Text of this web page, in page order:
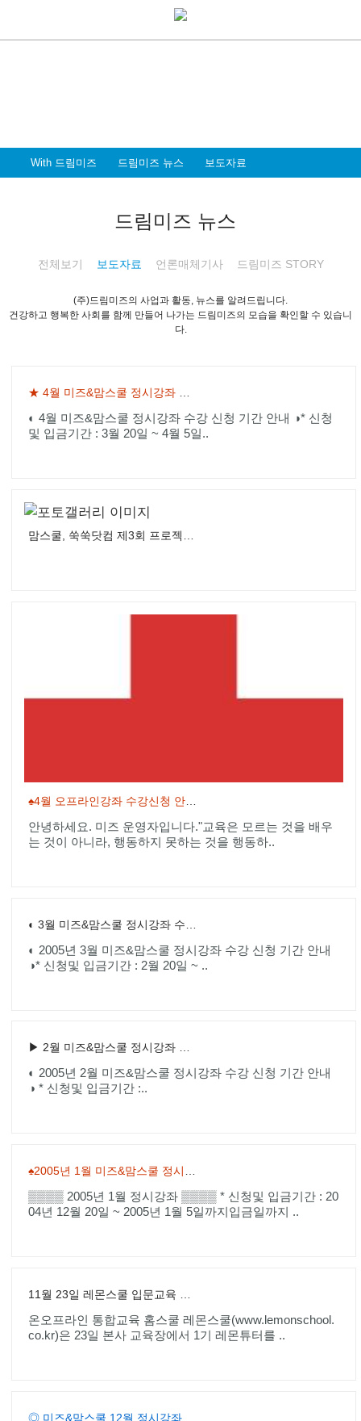
With 드림미즈 드림미즈 뉴스 보도자료
드림미즈 뉴스
전체보기 보도자료 언론매체기사 드림미즈 STORY
(주)드림미즈의 사업과 활동, 뉴스를 알려드립니다.
건강하고 행복한 사회를 함께 만들어 나가는 드림미즈의 모습을 확인할 수 있습니
다.
◐ 4월 미즈&맘스쿨 정시강좌 수강 신청 기간 안내 ◑* 신청
및 입금기간 : 3월 20일 ~ 4월 5일..
안녕하세요. 미즈 운영자입니다."교육은 모르는 것을 배우
는 것이 아니라, 행동하지 못하는 것을 행동하..
◐ 2005년 3월 미즈&맘스쿨 정시강좌 수강 신청 기간 안내
◑* 신청및 입금기간 : 2월 20일 ~ ..
▶ 2월 미즈&맘스쿨 정시강좌 수강신청 안내
◐ 2005년 2월 미즈&맘스쿨 정시강좌 수강 신청 기간 안내
◑ * 신청및 입금기간 :..
♠2005년 1월 미즈&맘스쿨 정시강좌 신청안내
▒▒▒▒ 2005년 1월 정시강좌 ▒▒▒▒ * 신청및 입금기간 : 20
04년 12월 20일 ~ 2005년 1월 5일까지입금일까지 ..
온오프라인 통합교육 홈스쿨 레몬스쿨(www.lemonschool.
co.kr)은 23일 본사 교육장에서 1기 레몬튜터를 ..